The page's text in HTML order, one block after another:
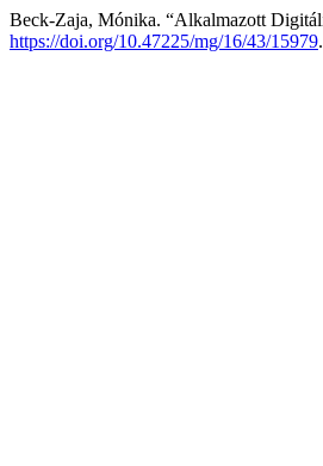
Beck-Zaja, Mónika. “Alkalmazott
https://doi.org/10.47225/mg/16/43/15979.